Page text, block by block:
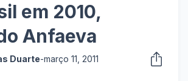
em 2010,
Anfaeva
Duarte-março 11, 2011